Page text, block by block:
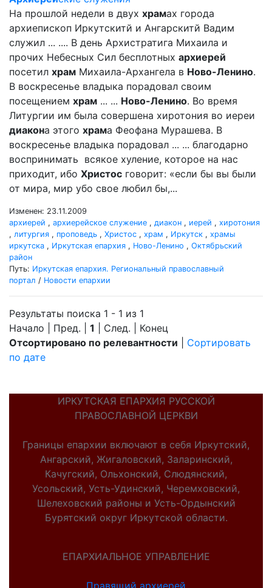
На прошлой недели в двух храмах города
архиепископ Иркутскитй и Ангарскитй Вадим
служил ... .... В день Архистратига Михаила и
прочих Небесных Сил бесплотных архиерей
посетил храм Михаила-Архангела в Ново-Ленино.
В воскресенье владыка порадовал своим
посещением храм ... ... Ново-Ленино. Во время
Литургии им была совершена хиротония во иереи
диакона этого храма Феофана Мурашева. В
воскресенье владыка порадовал ... ... благодарно
воспринимать всякое хуление, которое на нас
приходит, ибо Христос говорит: «если бы вы были
от мира, мир убо свое любил бы,...
Изменен: 23.11.2009
архиерей , архиерейское служение , диакон , иерей , хиротония
, литургия , проповедь , Христос , храм , Иркутск , храмы
иркутска , Иркутская епархия , Ново-Ленино , Октябрьский
район
Путь: Иркутская епархия. Региональный православный
портал / Новости епархии
Результаты поиска 1 - 1 из 1
Начало | Пред. | 1 | След. | Конец
Отсортировано по релевантности
Сортировать
по дате
ИРКУТСКАЯ ЕПАРХИЯ РУССКОЙ
ПРАВОСЛАВНОЙ ЦЕРКВИ
Границы епархии включают в себя Иркутский,
Ангарский, Жигаловский, Заларинский,
Качугский, Ольхонский, Слюдянский,
Усольский, Усть-Удинский, Черемховский,
Шелеховский районы и Усть-Ордынский
Бурятский округ Иркутской области.
ЕПАРХИАЛЬНОЕ УПРАВЛЕНИЕ
Правящий архиерей